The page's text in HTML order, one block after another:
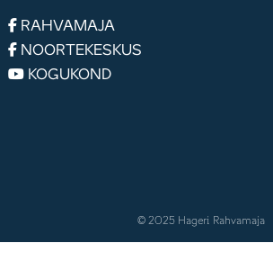
RAHVAMAJA
NOORTEKESKUS
KOGUKOND
© 2025 Hageri Rahvamaja